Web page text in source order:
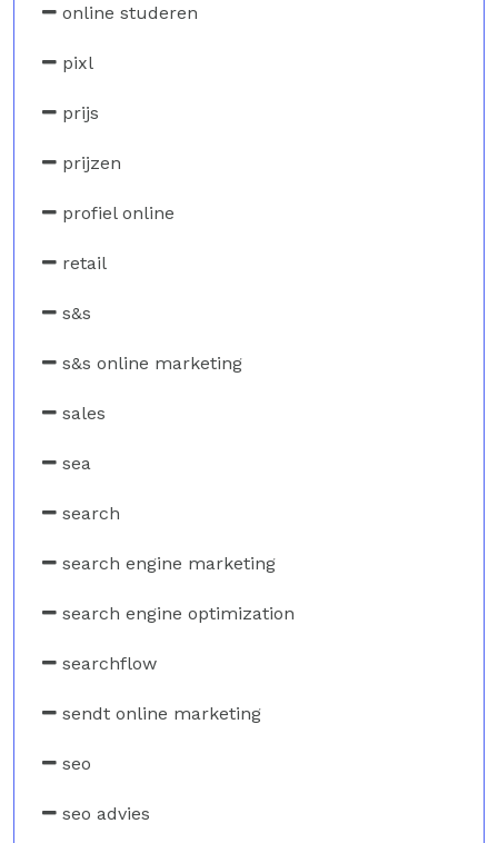
online studeren
pixl
prijs
prijzen
profiel online
retail
s&s
s&s online marketing
sales
sea
search
search engine marketing
search engine optimization
searchflow
sendt online marketing
seo
seo advies